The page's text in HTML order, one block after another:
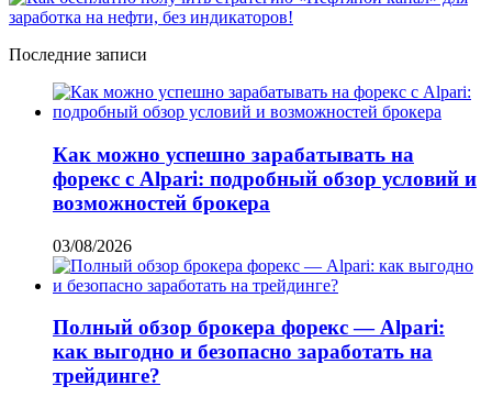
Последние записи
Как можно успешно зарабатывать на
форекс с Alpari: подробный обзор условий и
возможностей брокера
03/08/2026
Полный обзор брокера форекс — Alpari:
как выгодно и безопасно заработать на
трейдинге?